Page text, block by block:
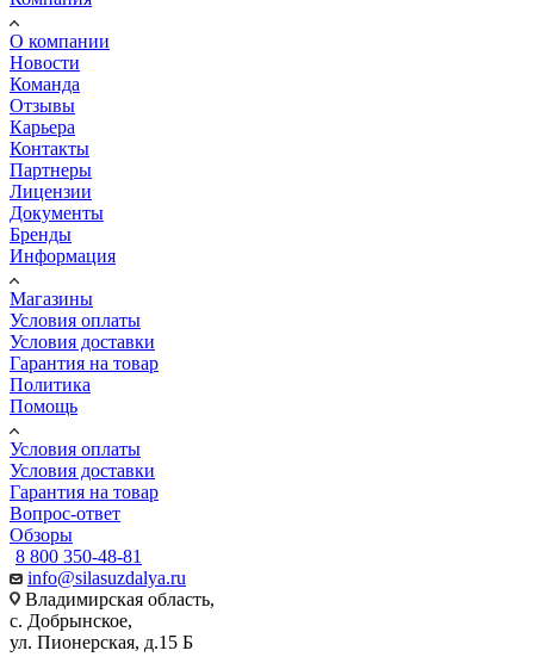
О компании
Новости
Команда
Отзывы
Карьера
Контакты
Партнеры
Лицензии
Документы
Бренды
Информация
Магазины
Условия оплаты
Условия доставки
Гарантия на товар
Политика
Помощь
Условия оплаты
Условия доставки
Гарантия на товар
Вопрос-ответ
Обзоры
8 800 350-48-81
info@silasuzdalya.ru
Владимирская область,
с. Добрынское,
ул. Пионерская, д.15 Б